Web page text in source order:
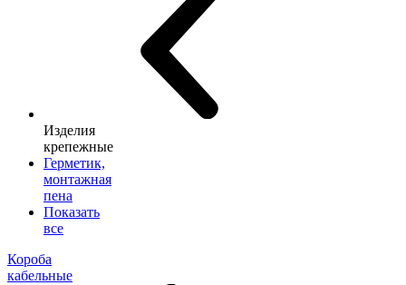
Изделия
крепежные
Герметик,
монтажная
пена
Показать
все
Короба
кабельные